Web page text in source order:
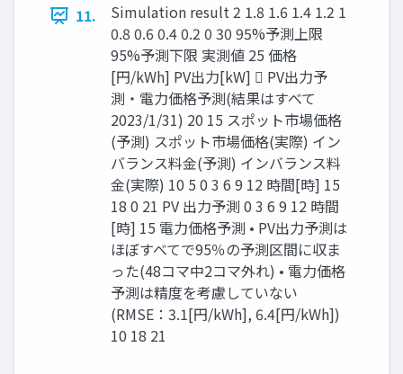
11.
Simulation result 2 1.8 1.6 1.4 1.2 1
0.8 0.6 0.4 0.2 0 30 95%予測上限
95%予測下限 実測値 25 価格
[円/kWh] PV出力[kW]  PV出力予
測・電力価格予測(結果はすべて
2023/1/31) 20 15 スポット市場価格
(予測) スポット市場価格(実際) イン
バランス料金(予測) インバランス料
金(実際) 10 5 0 3 6 9 12 時間[時] 15
18 0 21 PV 出力予測 0 3 6 9 12 時間
[時] 15 電力価格予測 • PV出力予測は
ほぼすべてで95％の予測区間に収ま
った(48コマ中2コマ外れ) • 電力価格
予測は精度を考慮していない
(RMSE：3.1[円/kWh], 6.4[円/kWh])
10 18 21